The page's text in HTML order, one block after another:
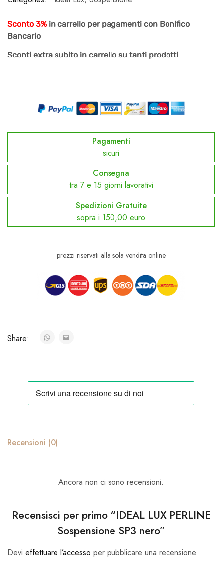
Sconto 3% in carrello per pagamenti con Bonifico
Bancario
Sconti extra subito in carrello su tanti prodotti
Pagamenti
sicuri
Consegna
tra 7 e 15 giorni lavorativi
Spedizioni Gratuite
sopra i 150,00 euro
prezzi riservati alla sola vendita online
Share:
Recensioni (0)
Ancora non ci sono recensioni.
Recensisci per primo “IDEAL LUX PERLINE
Sospensione SP3 nero”
Devi effettuare l’accesso per pubblicare una recensione.